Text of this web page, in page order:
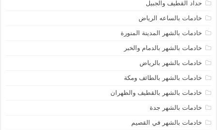
حداد القطيف والجبيل
خادمات بالساعه الرياض
خادمات بالشهر المدينة المنورة
خادمات بالشهر بالدمام والخبر
خادمات بالشهر بالرياض
خادمات بالشهر بالطائف ومكة
خادمات بالشهر بالقطيف والظهران
خادمات بالشهر جدة
خادمات بالشهر في القصيم